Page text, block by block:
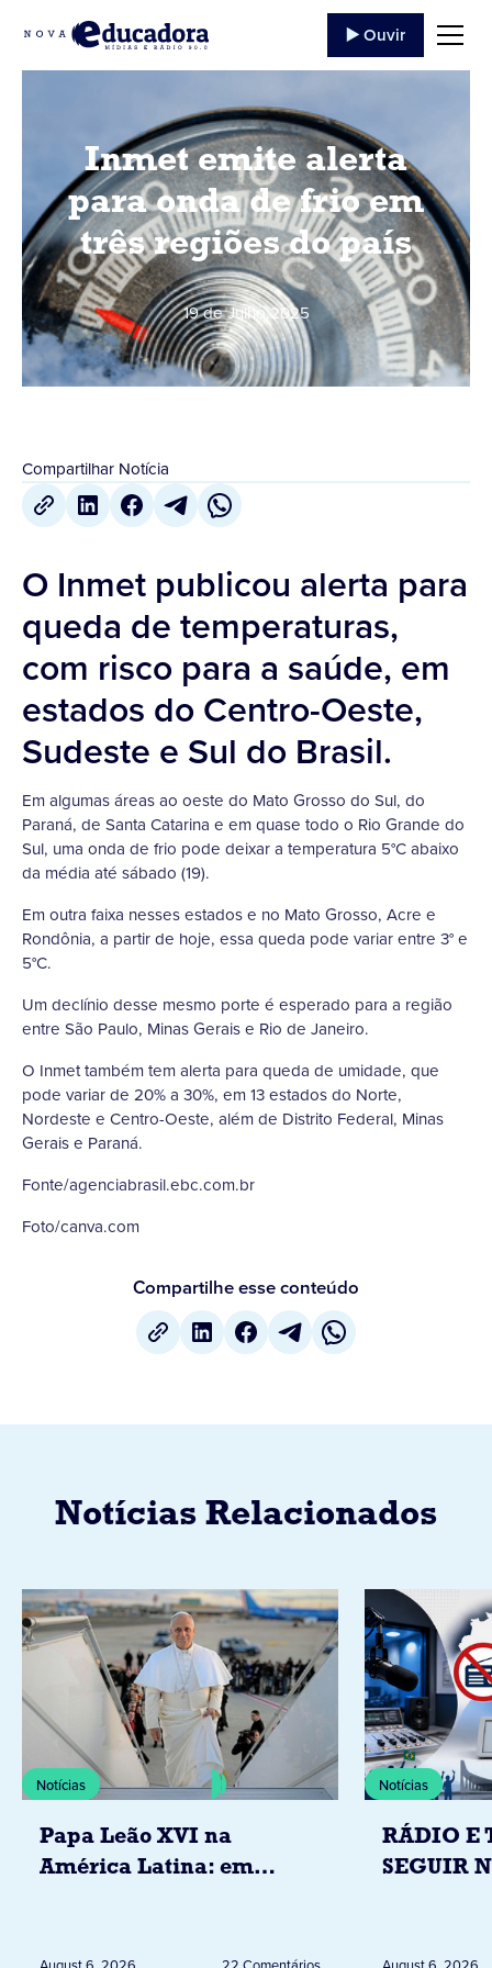
▶️ Ouvir
Inmet emite alerta
para onda de frio em
três regiões do país
19 de Julho,2025
Compartilhar Notícia
O Inmet publicou alerta para
queda de temperaturas,
com risco para a saúde, em
estados do Centro-Oeste,
Sudeste e Sul do Brasil.
Em algumas áreas ao oeste do Mato Grosso do Sul, do
Paraná, de Santa Catarina e em quase todo o Rio Grande do
Sul, uma onda de frio pode deixar a temperatura 5°C abaixo
da média até sábado (19).
Em outra faixa nesses estados e no Mato Grosso, Acre e
Rondônia, a partir de hoje, essa queda pode variar entre 3° e
5°C.
Um declínio desse mesmo porte é esperado para a região
entre São Paulo, Minas Gerais e Rio de Janeiro.
O Inmet também tem alerta para queda de umidade, que
pode variar de 20% a 30%, em 13 estados do Norte,
Nordeste e Centro-Oeste, além de Distrito Federal, Minas
Gerais e Paraná.
Fonte/agenciabrasil.ebc.com.br
Foto/canva.com
Compartilhe esse conteúdo
Notícias Relacionados
Notícias
Papa Leão XVI na
América Latina: em
Peru
Notícias
RÁDIO E
SEGUIR
DESTA